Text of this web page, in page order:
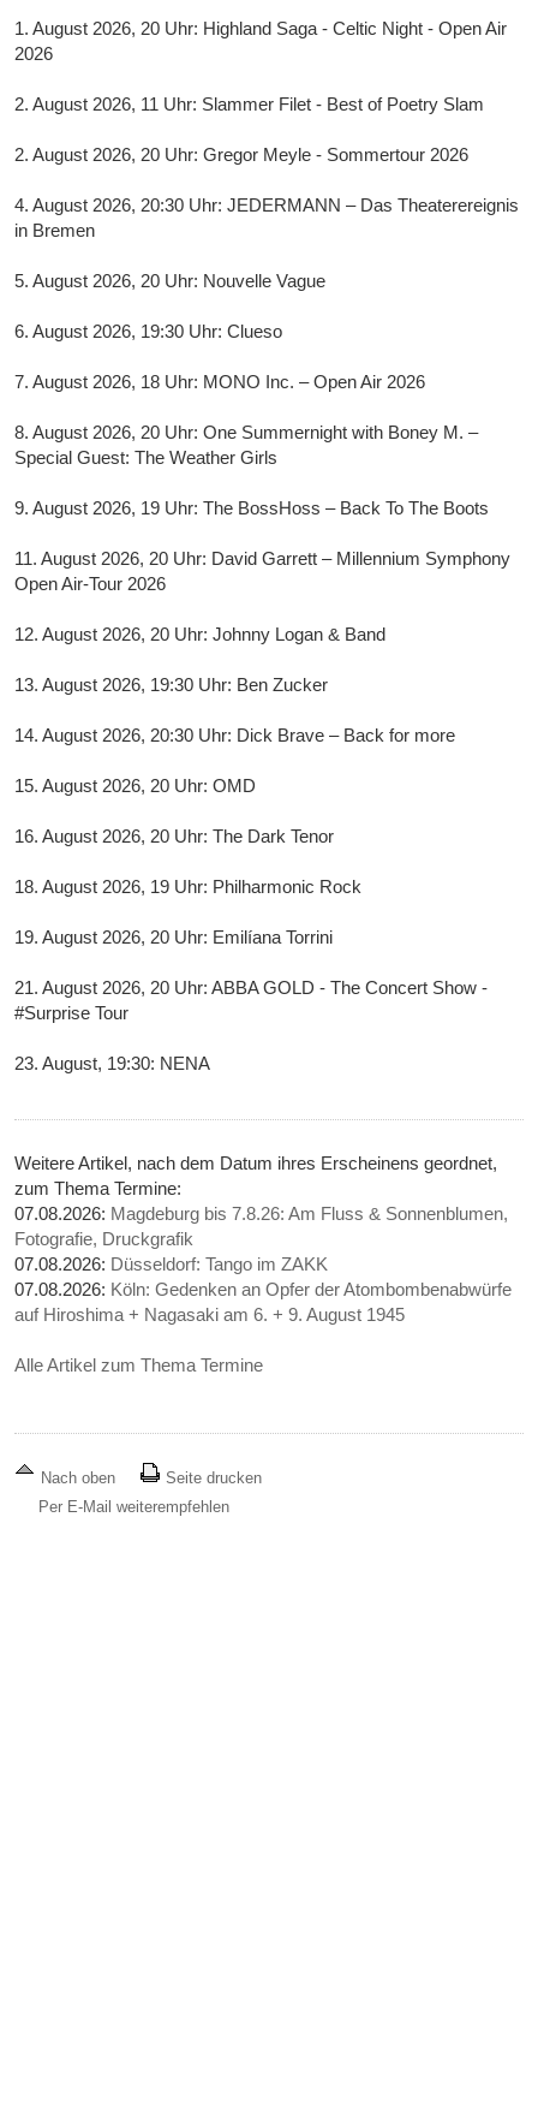
1. August 2026, 20 Uhr: Highland Saga - Celtic Night - Open Air
2026
2. August 2026, 11 Uhr: Slammer Filet - Best of Poetry Slam
2. August 2026, 20 Uhr: Gregor Meyle - Sommertour 2026
4. August 2026, 20:30 Uhr: JEDERMANN – Das Theaterereignis
in Bremen
5. August 2026, 20 Uhr: Nouvelle Vague
6. August 2026, 19:30 Uhr: Clueso
7. August 2026, 18 Uhr: MONO Inc. – Open Air 2026
8. August 2026, 20 Uhr: One Summernight with Boney M. –
Special Guest: The Weather Girls
9. August 2026, 19 Uhr: The BossHoss – Back To The Boots
11. August 2026, 20 Uhr: David Garrett – Millennium Symphony
Open Air-Tour 2026
12. August 2026, 20 Uhr: Johnny Logan & Band
13. August 2026, 19:30 Uhr: Ben Zucker
14. August 2026, 20:30 Uhr: Dick Brave – Back for more
15. August 2026, 20 Uhr: OMD
16. August 2026, 20 Uhr: The Dark Tenor
18. August 2026, 19 Uhr: Philharmonic Rock
19. August 2026, 20 Uhr: Emilíana Torrini
21. August 2026, 20 Uhr: ABBA GOLD - The Concert Show -
#Surprise Tour
23. August, 19:30: NENA
Weitere Artikel, nach dem Datum ihres Erscheinens geordnet,
zum Thema Termine:
07.08.2026: Magdeburg bis 7.8.26: Am Fluss & Sonnenblumen,
Fotografie, Druckgrafik
07.08.2026: Düsseldorf: Tango im ZAKK
07.08.2026: Köln: Gedenken an Opfer der Atombombenabwürfe
auf Hiroshima + Nagasaki am 6. + 9. August 1945
Alle Artikel zum Thema Termine
Nach oben
Seite drucken
Per E-Mail weiterempfehlen